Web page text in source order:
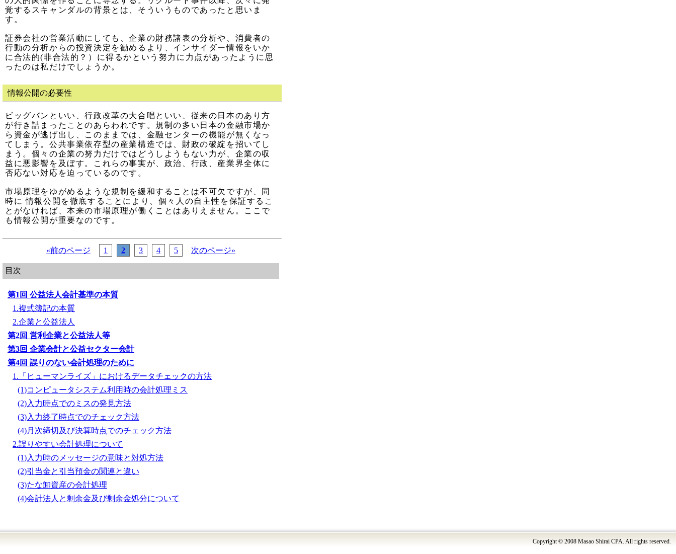
覚するスキャンダルの背景とは、そういうものであったと思いま
す。
証券会社の営業活動にしても、企業の財務諸表の分析や、消費者の
行動の分析からの投資決定を勧めるより、インサイダー情報をいか
に合法的(非合法的？）に得るかという努力に力点があったように思
ったのは私だけでしょうか。
情報公開の必要性
ビッグバンといい、行政改革の大合唱といい、従来の日本のあり方
が行き詰まったことのあらわれです。規制の多い日本の金融市場か
ら資金が逃げ出し、このままでは、金融センターの機能が無くなっ
てしまう。公共事業依存型の産業構造では、財政の破綻を招いてし
まう。個々の企業の努力だけではどうしようもない力が、企業の収
益に悪影響を及ぼす。これらの事実が、政治、行政、産業界全体に
否応ない対応を迫っているのです。
市場原理をゆがめるような規制を緩和することは不可欠ですが、同
時に 情報公開を徹底することにより、個々人の自主性を保証するこ
とがなければ、本来の市場原理が働くことはありえません。ここで
も情報公開が重要なのです。
«前のページ 1 2 3 4 5 次のページ»
目次
第1回 公益法人会計基準の本質
1.複式簿記の本質
2.企業と公益法人
第2回 営利企業と公益法人等
第3回 企業会計と公益セクター会計
第4回 誤りのない会計処理のために
1.「ヒューマンライズ」におけるデータチェックの方法
(1)コンピュータシステム利用時の会計処理ミス
(2)入力時点でのミスの発見方法
(3)入力終了時点でのチェック方法
(4)月次締切及び決算時点でのチェック方法
2.誤りやすい会計処理について
(1)入力時のメッセージの意味と対処方法
(2)引当金と引当預金の関連と違い
(3)たな卸資産の会計処理
(4)会計法人と剰余金及び剰余金処分について
Copyright © 2008 Masao Shirai CPA. All rights reserved.